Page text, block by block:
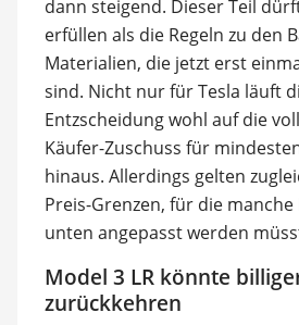
dann steigend. Dieser Teil
erfüllen als die Regeln zu den
Materialien, die jetzt erst
sind. Nicht nur für Tesla läuft
Entzscheidung wohl auf die
Käufer-Zuschuss für
hinaus. Allerdings gelten
Preis-Grenzen, für die
unten angepasst werden
Model 3 LR könnte
zurückkehren